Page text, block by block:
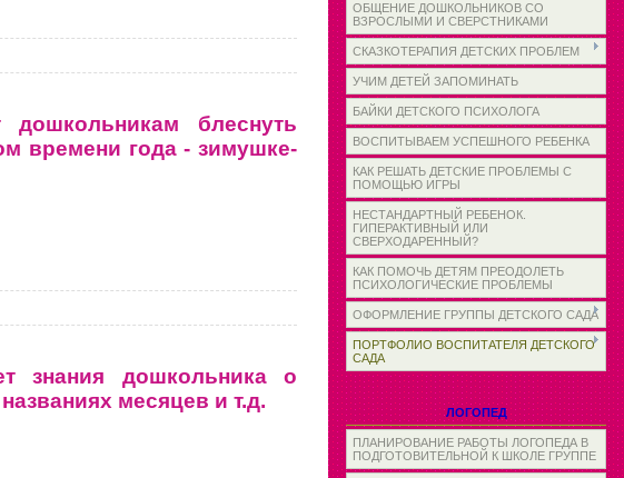
блеснуть
времени года - зимушке-
знания дошкольника о
месяцев и т.д.
ОБЩЕНИЕ ДОШКОЛЬНИКОВ СО
ВЗРОСЛЫМИ И СВЕРСТНИКАМИ
СКАЗКОТЕРАПИЯ ДЕТСКИХ ПРОБЛЕМ
УЧИМ ДЕТЕЙ ЗАПОМИНАТЬ
БАЙКИ ДЕТСКОГО ПСИХОЛОГА
ВОСПИТЫВАЕМ УСПЕШНОГО РЕБЕНКА
КАК РЕШАТЬ ДЕТСКИЕ ПРОБЛЕМЫ С
ПОМОЩЬЮ ИГРЫ
НЕСТАНДАРТНЫЙ РЕБЕНОК.
ГИПЕРАКТИВНЫЙ ИЛИ
СВЕРХОДАРЕННЫЙ?
КАК ПОМОЧЬ ДЕТЯМ ПРЕОДОЛЕТЬ
ПСИХОЛОГИЧЕСКИЕ ПРОБЛЕМЫ
ОФОРМЛЕНИЕ ГРУППЫ ДЕТСКОГО САДА
ПОРТФОЛИО ВОСПИТАТЕЛЯ ДЕТСКОГО
САДА
ЛОГОПЕД
ПЛАНИРОВАНИЕ РАБОТЫ ЛОГОПЕДА В
ПОДГОТОВИТЕЛЬНОЙ К ШКОЛЕ ГРУППЕ